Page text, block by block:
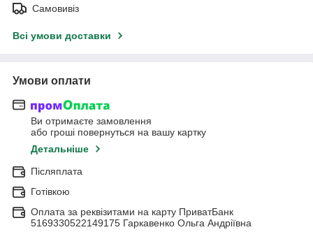
Самовивіз
Всі умови доставки
Умови оплати
Ви отримаєте замовлення
або гроші повернуться на вашу картку
Детальніше
Післяплата
Готівкою
Оплата за реквізитами на карту ПриватБанк
5169330522149175 Гаркавенко Ольга Андріївна